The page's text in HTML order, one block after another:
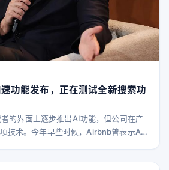
功能发布，正在测试全新搜索功
的界面上逐步推出AI功能，但公司在产
技术。今年早些时候，Airbnb曾表示AI